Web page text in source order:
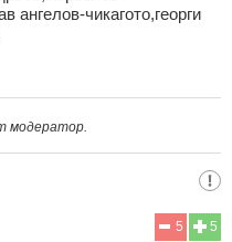
ангелов-чикагото,георги
модератор.
5
5